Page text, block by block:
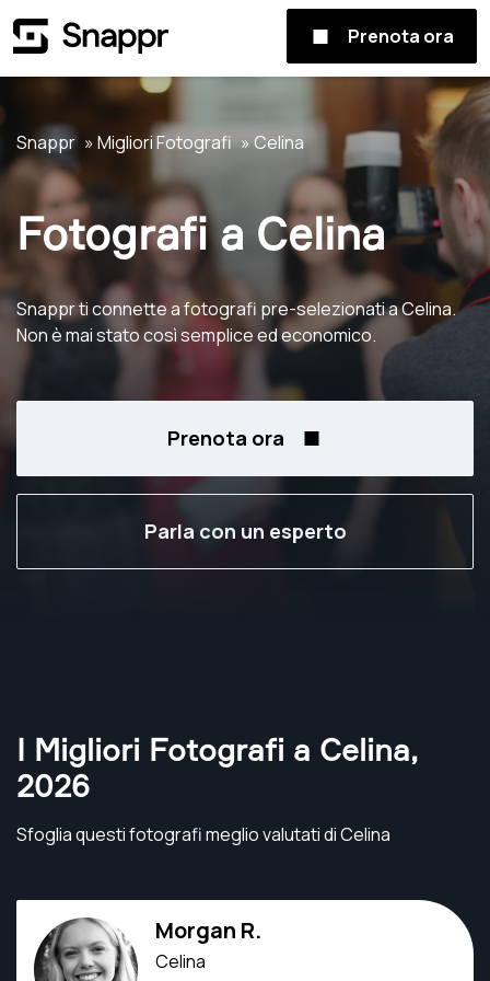
Prenota ora
Snappr Migliori Fotografi Celina
Fotografi a Celina
Snappr ti connette a fotografi pre-selezionati a Celina.
Non è mai stato così semplice ed economico.
Prenota ora
Parla con un esperto
I Migliori Fotografi a Celina,
2026
Sfoglia questi fotografi meglio valutati di Celina
Morgan R.
Celina